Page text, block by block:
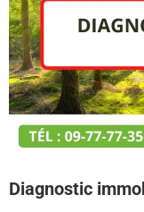
Diagnostic